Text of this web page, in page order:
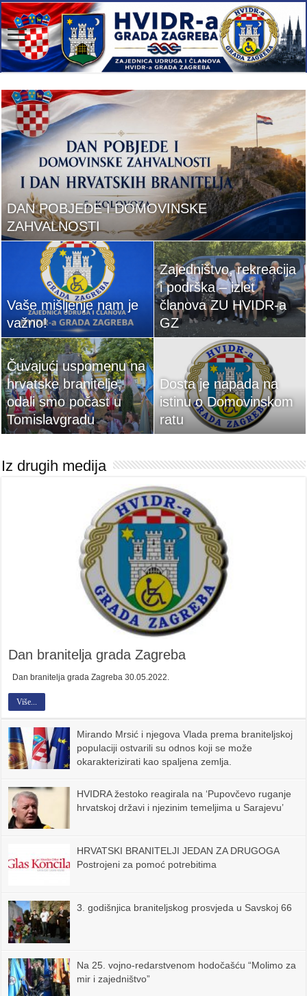
DAN POBJEDE I DOMOVINSKE
ZAHVALNOSTI
Vaše mišljenje nam je
važno!
Zajedništvo, rekreacija
i podrška – izlet
članova ZU HVIDR-a
GZ
Čuvajući uspomenu na
hrvatske branitelje,
odali smo počast u
Tomislavgradu
Dosta je napada na
istinu o Domovinskom
ratu
Iz drugih medija
Dan branitelja grada Zagreba
Dan branitelja grada Zagreba 30.05.2022.
Više...
Mirando Mrsić i njegova Vlada prema braniteljskoj
populaciji ostvarili su odnos koji se može
okarakterizirati kao spaljena zemlja.
HVIDRA žestoko reagirala na ‘Pupovčevo ruganje
hrvatskoj državi i njezinim temeljima u Sarajevu’
HRVATSKI BRANITELJI JEDAN ZA DRUGOGA
Postrojeni za pomoć potrebitima
3. godišnjica braniteljskog prosvjeda u Savskoj 66
Na 25. vojno-redarstvenom hodočašću “Molimo za
mir i zajedništvo”